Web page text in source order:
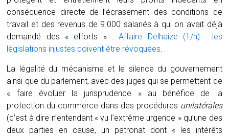
conséquence directe de l’écrasement des conditions de
travail et des revenus de 9.000 salariés à qui on avait déjà
demandé des « efforts » :Affaire Delhaize (1/n) : les
législations injustes doivent être révoquées.
La légalité du mécanisme et le silence du gouvernement
ainsi que du parlement, avec des juges qui se permettent de
« faire évoluer la jurisprudence » au bénéfice de la
protection du commerce dans des procédures unilatérales
(c’est à dire n’entendant « vu l’extrême urgence » qu’une des
deux parties en cause, un patronat dont « les intérêts